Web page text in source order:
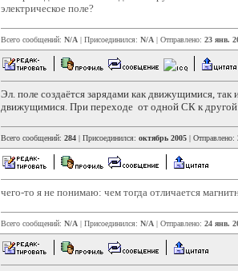
электрическое поле?
Всего сообщений: N/A | Присоединился: N/A | Отправлено: 23 янв.
Эл. поле создаётся зарядами как движущимися, так
движущимися. При переходе от одной СК к другой
Всего сообщений: 284 | Присоединился: октябрь 2005 | Отправлено:
чего-то я не понимаю: чем тогда отличается
Всего сообщений: N/A | Присоединился: N/A | Отправлено: 24 янв.